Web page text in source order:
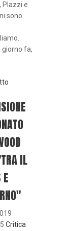
Plazzi e
sono
giorno fa,
IL
Critica